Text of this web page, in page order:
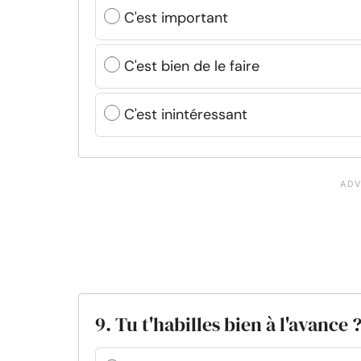
C'est important
C'est bien de le faire
C'est inintéressant
9. Tu t'habilles bien à l'avance ?